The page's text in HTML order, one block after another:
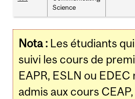
Science
Nota : Les étudiants
suivi les cours de
EAPR, ESLN ou EDEC
admis aux cours